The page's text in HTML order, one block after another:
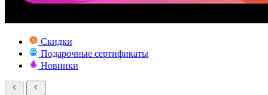
Скидки
Подарочные сертификаты
Новинки